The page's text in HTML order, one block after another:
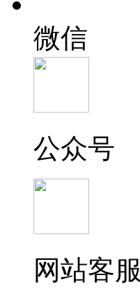
微信
公众号
网站客服